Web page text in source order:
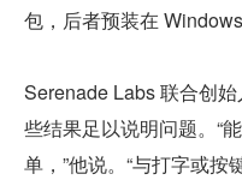
包，后者预装在 Windows
Serenade Labs 联合创
些结果足以说明问题。“
单，”他说。“与打字或按